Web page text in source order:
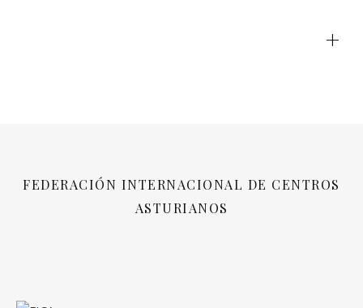
+
FEDERACIÓN INTERNACIONAL DE CENTROS
ASTURIANOS